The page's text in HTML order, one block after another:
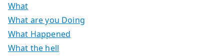
What
What are you Doing
What Happened
What the hell